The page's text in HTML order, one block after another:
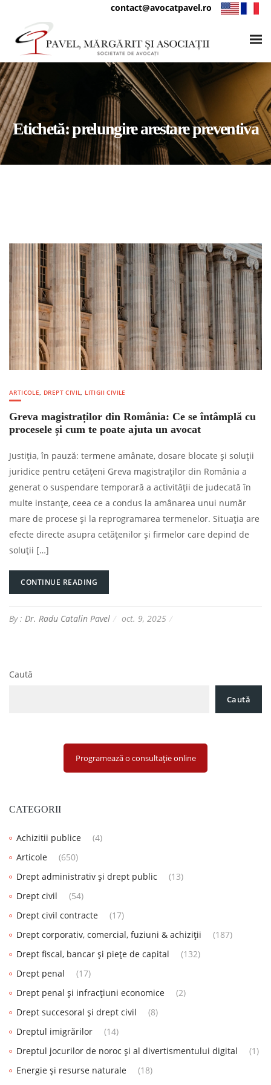
contact@avocatpavel.ro
Etichetă:prelungire arestare preventiva
ARTICOLE, DREPT CIVIL, LITIGII CIVILE
Greva magistraților din România: Ce se întâmplă cu
procesele și cum te poate ajuta un avocat
Justiția, în pauză: termene amânate, dosare blocate și soluții
juridice pentru cetățeni Greva magistraților din România a
generat o suspendare temporară a activității de judecată în
multe instanțe, ceea ce a condus la amânarea unui număr
mare de procese și la reprogramarea termenelor. Situația are
efecte directe asupra cetățenilor și firmelor care depind de
soluții […]
CONTINUE READING
By : Dr. Radu Catalin Pavel oct. 9, 2025
Caută
Caută
Programează o consultație online
CATEGORII
Achizitii publice
(4)
Articole
(650)
Drept administrativ și drept public
(13)
Drept civil
(54)
Drept civil contracte
(17)
Drept corporativ, comercial, fuziuni & achiziții
(187)
Drept fiscal, bancar și piețe de capital
(132)
Drept penal
(17)
Drept penal și infracțiuni economice
(2)
Drept succesoral și drept civil
(8)
Dreptul imigrărilor
(14)
Dreptul jocurilor de noroc și al divertismentului digital
(1)
Energie și resurse naturale
(18)